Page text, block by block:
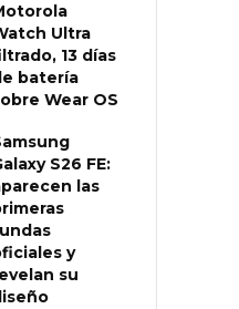
Ultra
13 días
batería
Wear OS
S26 FE:
las
y
su